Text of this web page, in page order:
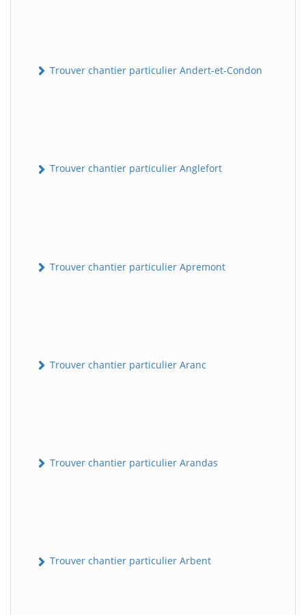
Trouver chantier particulier Andert-et-Condon
Trouver chantier particulier Anglefort
Trouver chantier particulier Apremont
Trouver chantier particulier Aranc
Trouver chantier particulier Arandas
Trouver chantier particulier Arbent